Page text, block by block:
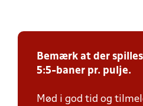
Bemærk at der
5:5-baner pr. pulje.
Mød i god tid og